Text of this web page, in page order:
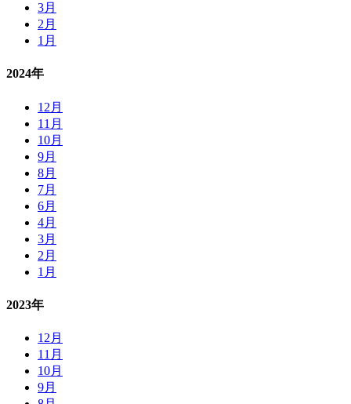
3月
2月
1月
2024年
12月
11月
10月
9月
8月
7月
6月
4月
3月
2月
1月
2023年
12月
11月
10月
9月